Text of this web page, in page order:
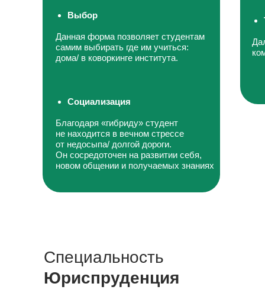
Выбор
Данная форма позволяет студентам
самим выбирать где им учиться:
дома/ в коворкинге института.
Социализация
Благодаря «гибриду» студент
не находится в вечном стрессе
от недосыпа/ долгой дороги.
Он сосредоточен на развитии себя,
новом общении и получаемых знаниях
Специальность
Юриспруденция